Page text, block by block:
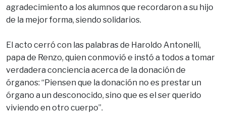
agradecimiento a los alumnos que recordaron a su hijo
de la mejor forma, siendo solidarios.
El acto cerró con las palabras de Haroldo Antonelli,
papa de Renzo, quien conmovió e instó a todos a tomar
verdadera conciencia acerca de la donación de
órganos: “Piensen que la donación no es prestar un
órgano a un desconocido, sino que es el ser querido
viviendo en otro cuerpo”.